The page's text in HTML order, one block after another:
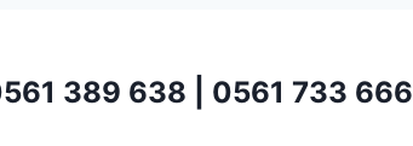
389 638 | 0561 733 666